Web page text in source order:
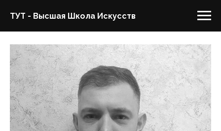
ТУТ - Высшая Школа Искусств